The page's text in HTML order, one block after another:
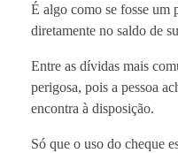
É algo como se fosse um
diretamente no saldo de
Entre as dívidas mais
perigosa, pois a pessoa
encontra à disposição.
Só que o uso do cheque